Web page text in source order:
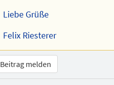
Liebe Grüße
Felix Riesterer
Beitrag melden